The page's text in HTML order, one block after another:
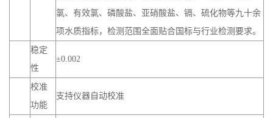
氯、有效氯、磷酸盐、亚硝酸盐、镉、硫化物等九十余
项水质指标，检测范围全面贴合国标与行业检测要求。
稳定
性
±0.002
校准
功能
支持仪器自动校准